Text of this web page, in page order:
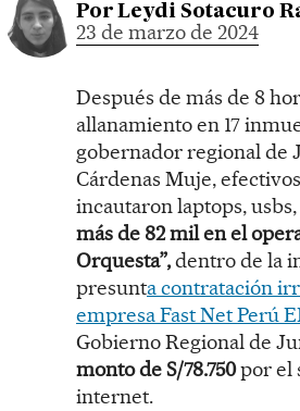
Por Leydi Sotacuro
23 de marzo de 2024
Después de más de 8
allanamiento en 17
gobernador regional de
Cárdenas Muje,
incautaron laptops,
más de 82 mil en el
Orquesta”,dentro de la
presunta contratación
empresa Fast Net Perú
Gobierno Regional de
monto de S/78.750por el
internet.